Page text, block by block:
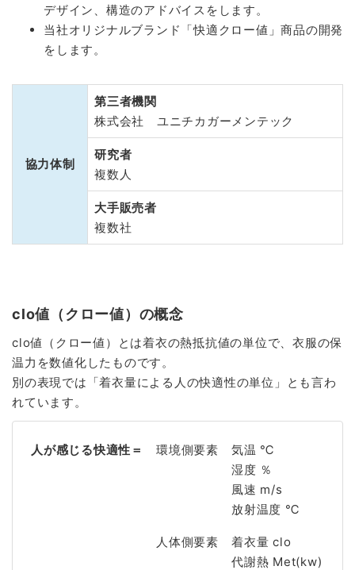
デザイン、構造のアドバイスをします。
当社オリジナルブランド「快適クロー値」商品の開発
をします。
協力体制
第三者機関
株式会社 ユニチカガーメンテック
研究者
複数人
大手販売者
複数社
clo値（クロー値）の概念
clo値（クロー値）とは着衣の熱抵抗値の単位で、衣服の保
温力を数値化したものです。
別の表現では「着衣量による人の快適性の単位」とも言わ
れています。
人が感じる快適性＝ 環境側要素
気温 ℃
湿度 ％
風速 m/s
放射温度 ℃
人体側要素
着衣量 clo
代謝熱 Met(kw)